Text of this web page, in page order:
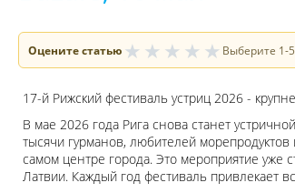
Оцените статью ★ ★ ★ ★ ★ Выберите 1-
17-й Рижский фестиваль устриц 2026 -
В мае 2026 года Рига снова станет
тысячи гурманов, любителей
самом центре города. Это мероприятие уже
Латвии. Каждый год фестиваль привлекает